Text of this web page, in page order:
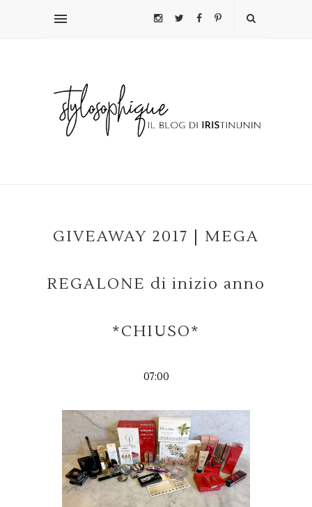
GIVEAWAY 2017 | MEGA
REGALONE di inizio anno
*CHIUSO*
07:00